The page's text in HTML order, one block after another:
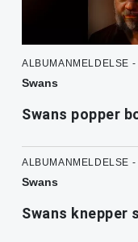
ALBUMANMELDELSE
Swans
Swans popper
ALBUMANMELDELSE
Swans
Swans knepper